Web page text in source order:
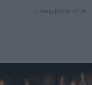
5 Δεκεμβρίου 2016